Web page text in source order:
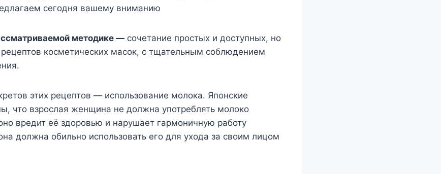
сегодня вашему вниманию
методике — сочетание простых и доступных, но
косметических масок, с тщательным соблюдением
этих рецептов — использование молока. Японские
что взрослая женщина не должна употреблять молоко
вредит её здоровью и нарушает гармоничную работу
должна обильно использовать его для ухода за своим лицом